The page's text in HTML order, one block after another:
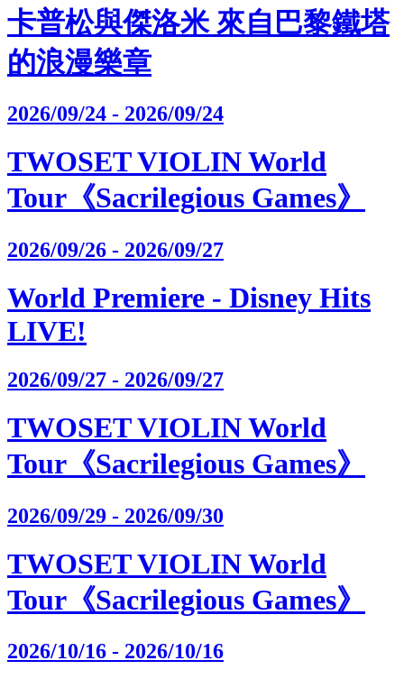
卡普松與傑洛米 來自巴黎鐵塔
的浪漫樂章
2026/09/24 - 2026/09/24
TWOSET VIOLIN World
Tour《Sacrilegious Games》
2026/09/26 - 2026/09/27
World Premiere - Disney Hits
LIVE!
2026/09/27 - 2026/09/27
TWOSET VIOLIN World
Tour《Sacrilegious Games》
2026/09/29 - 2026/09/30
TWOSET VIOLIN World
Tour《Sacrilegious Games》
2026/10/16 - 2026/10/16